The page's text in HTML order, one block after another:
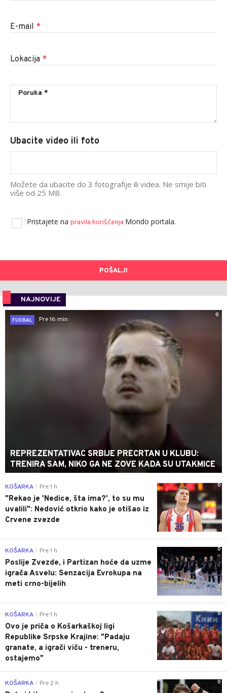
E-mail *
Lokacija *
Ubacite video ili foto
Možete da ubacite do 3 fotografije ili videa. Ne smije biti
više od 25 MB.
Pristajete na pravila korišćenja Mondo portala.
POŠALJI
NAJNOVIJE
0
FUDBAL
Pre 16 min
REPREZENTATIVAC SRBIJE PRECRTAN U KLUBU:
TRENIRA SAM, NIKO GA NE ZOVE KADA SU UTAKMICE
0
KOŠARKA Pre 1 h
"Rekao je 'Nedice, šta ima?', to su mu
uvalili": Nedović otkrio kako je otišao iz
Crvene zvezde
0
KOŠARKA Pre 1 h
Poslije Zvezde, i Partizan hoće da uzme
igrača Asvelu: Senzacija Evrokupa na
meti crno-bijelih
0
KOŠARKA Pre 1 h
Ovo je priča o Košarkaškoj ligi
Republike Srpske Krajine: "Padaju
granate, a igrači viču - treneru,
ostajemo"
0
KOŠARKA Pre 2 h